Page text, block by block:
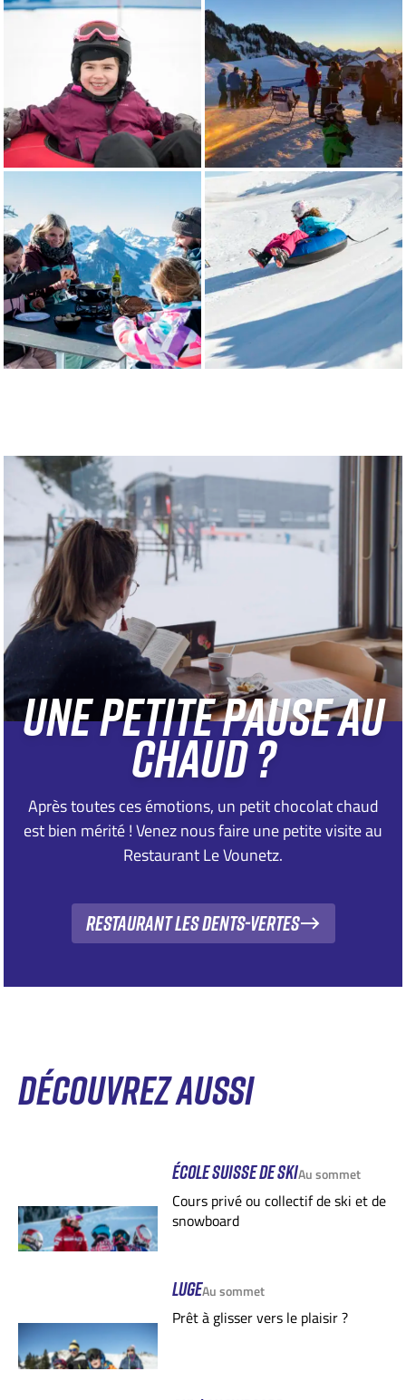
UNE PETITE PAUSE AU
CHAUD ?
Après toutes ces émotions, un petit chocolat chaud
est bien mérité ! Venez nous faire une petite visite au
Restaurant Le Vounetz.
Restaurant Les Dents-Vertes
DÉCOUVREZ AUSSI
ÉCOLE SUISSE DE SKIAu sommet
Cours privé ou collectif de ski et de
snowboard
LUGEAu sommet
Prêt à glisser vers le plaisir ?